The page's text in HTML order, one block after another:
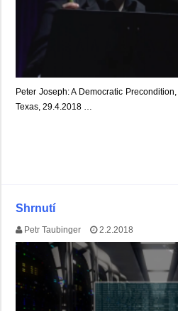
Peter Joseph: A Democratic
Texas, 29.4.2018 …
Shrnutí
Petr Taubinger 2.2.2018